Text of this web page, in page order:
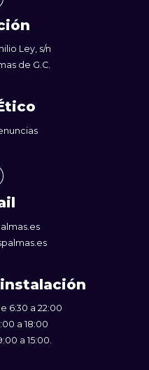
Ley, s/n
de G.C.
6:30 a 22:00
a 18:00
a 15:00.